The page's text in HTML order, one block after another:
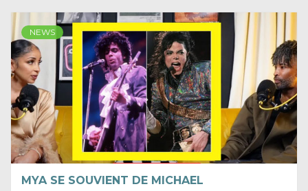
NEWS
MYA SE SOUVIENT DE MICHAEL